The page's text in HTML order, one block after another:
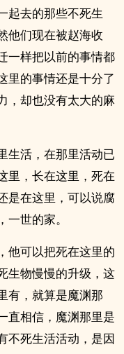
起去的那些不死生
他们现在被赵海收
一样把以前的事情都
里的事情还是十分了
，却也没有太大的麻
生活，在那里活动已
里，长在这里，死在
是在这里，可以说腐
世的家。
他可以把死在这里的
生物慢慢的升级，这
有，就算是魔渊那
直相信，魔渊那里是
不死生活活动，是因